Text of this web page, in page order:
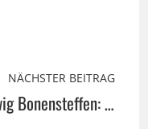
NÄCHSTER BEITRAG
Hedwig Bonensteffen: Zeitenwandel 2017